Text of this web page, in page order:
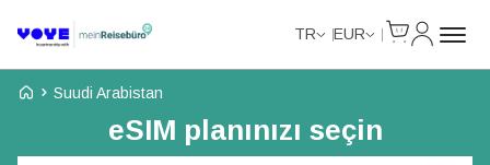
TR EUR
Voye Homepage
Suudi Arabistan
eSIM planınızı seçin